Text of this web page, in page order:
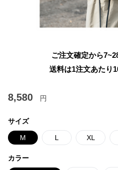
ご注文確定から
送料は1注文あたり
8,580 円
サイズ
M L XL
カラー